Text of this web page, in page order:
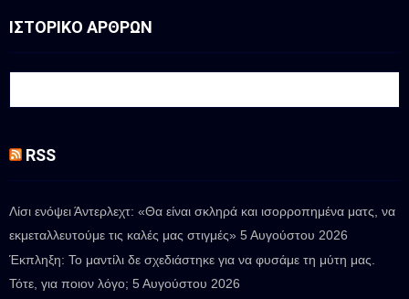
ΙΣΤΟΡΙΚΟ ΑΡΘΡΩΝ
RSS
Λίσι ενόψει Άντερλεχτ: «Θα είναι σκληρά και ισορροπημένα ματς, να
εκμεταλλευτούμε τις καλές μας στιγμές» 5 Αυγούστου 2026
Έκπληξη: Το μαντίλι δε σχεδιάστηκε για να φυσάμε τη μύτη μας.
Τότε, για ποιον λόγο; 5 Αυγούστου 2026